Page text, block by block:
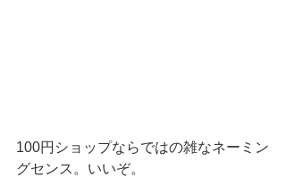
100円ショップならではの雑なネーミン
グセンス。いいぞ。